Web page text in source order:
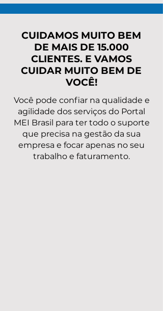
Entenda custos,
parcelas e o caminho
mais seguro
CUIDAMOS MUITO BEM
DE MAIS DE 15.000
CLIENTES. E VAMOS
CUIDAR MUITO BEM DE
VOCÊ!
Você pode confiar na qualidade e
agilidade dos serviços do Portal
MEI Brasil para ter todo o suporte
que precisa na gestão da sua
empresa e focar apenas no seu
trabalho e faturamento.